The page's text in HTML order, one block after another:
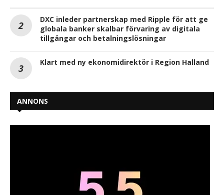
DXC inleder partnerskap med Ripple för att ge
globala banker skalbar förvaring av digitala
tillgångar och betalningslösningar
Klart med ny ekonomidirektör i Region Halland
ANNONS